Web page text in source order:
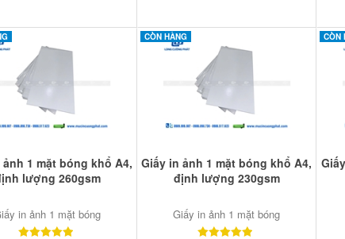
1 mặt bóng khổ A4,
lượng 260gsm
in ảnh 1 mặt bóng
CÒN HÀNG
Giấy in ảnh 1 mặt bóng khổ A4,
định lượng 230gsm
Giấy in ảnh 1 mặt bóng
CÒN